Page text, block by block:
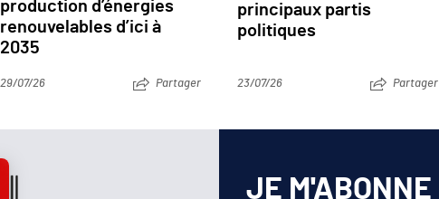
production d’énergies
renouvelables d’ici à
2035
29/07/26 Partager
principaux partis
politiques
23/07/26 Partager
JE M'ABONNE